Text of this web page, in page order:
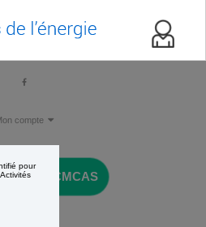
pour
compte
votre CMCAS